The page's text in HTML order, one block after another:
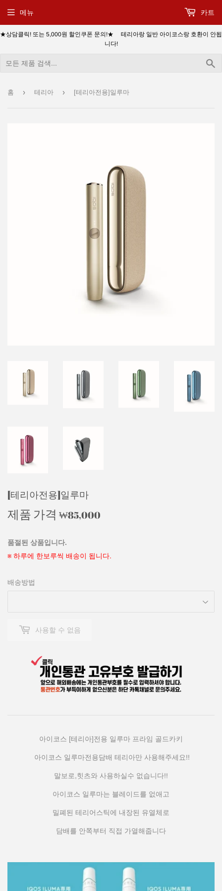
★상담클릭! 또는 5,000원 할인쿠폰 문의!★ 테리아랑 일반 아이코스랑 호환이 안됩
니다!
메뉴 카트
홈 › 테리아 › [테리아전용]일루마
[테리아전용]일루마
제품 가격 ₩85,000
품절된 상품입니다.
※ 하루에 한보루씩 배송이 됩니다.
배송방법
사용할 수 없음
아이코스 [테리아]전용 일루마 프라임 골드카키
아이코스 일루마전용담배 테리아만 사용해주세요!!
말보로,힛츠와 사용하실수 없습니다!!
아이코스 일루마는 블레이드를 없애고
밀폐된 테리어스틱에 내장된 유열체로
담배를 안쪽부터 직접 가열해줍니다